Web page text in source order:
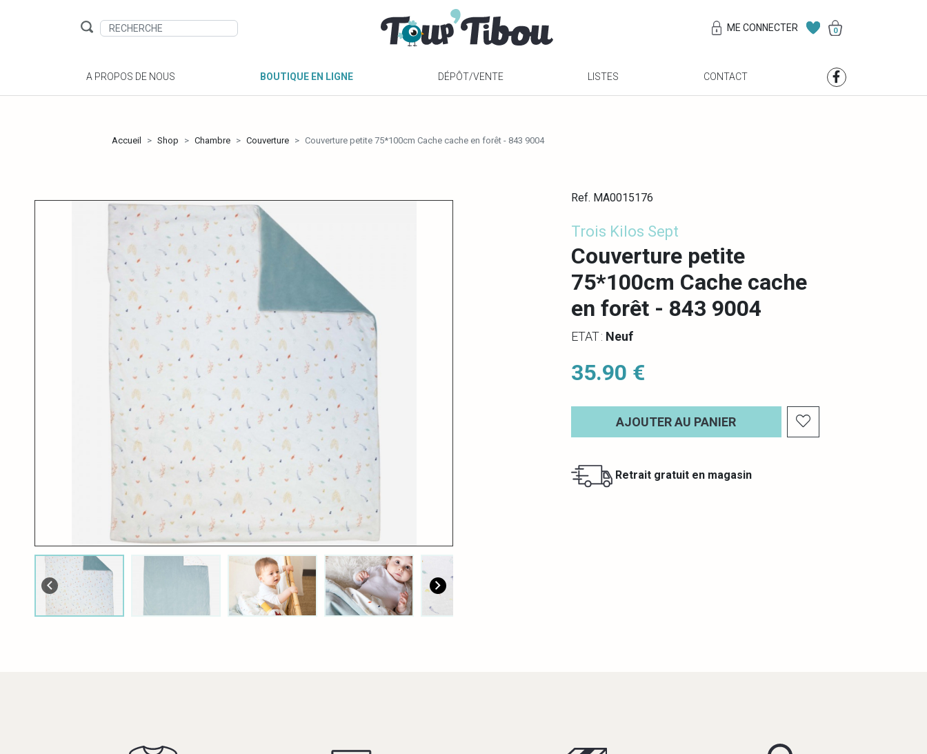
ME CONNECTER 0
A PROPOS DE NOUS BOUTIQUE EN LIGNE DÉPÔT/VENTE LISTES CONTACT
Accueil Shop Chambre Couverture Couverture petite 75*100cm Cache cache en forêt - 843 9004
Ref. MA0015176
Trois Kilos Sept
Couverture petite
75*100cm Cache cache
en forêt - 843 9004
ETAT : Neuf
35.90 €
AJOUTER AU PANIER
Retrait gratuit en magasin